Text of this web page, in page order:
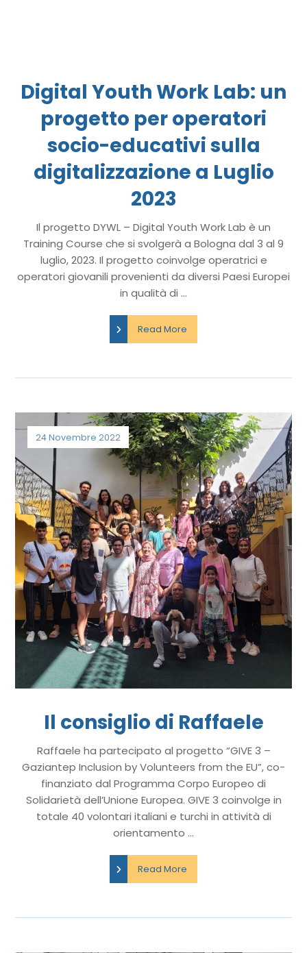
Digital Youth Work Lab: un
progetto per operatori
socio-educativi sulla
digitalizzazione a Luglio
2023
Il progetto DYWL – Digital Youth Work Lab è un
Training Course che si svolgerà a Bologna dal 3 al 9
luglio, 2023. Il progetto coinvolge operatrici e
operatori giovanili provenienti da diversi Paesi Europei
in qualità di ...
Read More
Il consiglio di Raffaele
24 Novembre 2022
Raffaele ha partecipato al progetto “GIVE 3 –
Gaziantep Inclusion by Volunteers from the EU”, co-
finanziato dal Programma Corpo Europeo di
Solidarietà dell’Unione Europea. GIVE 3 coinvolge in
totale 40 volontari italiani e turchi in attività di
orientamento ...
Read More